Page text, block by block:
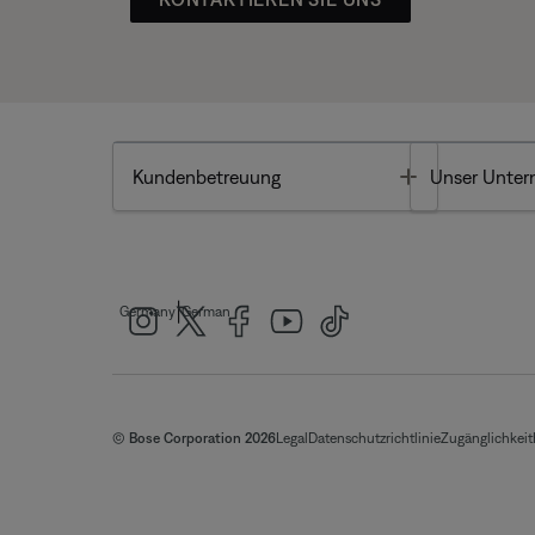
Kundenbetreuung Toggle
Unser
Germany|German
© Bose Corporation 2026Legal DatenschutzrichtlinieZugänglichkeit